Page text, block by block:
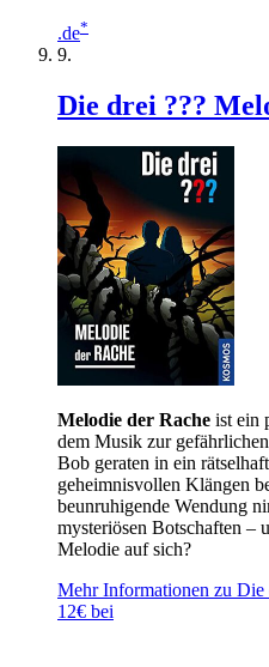
.de*
Die drei ???
Melodie der Rache ist ein
dem Musik zur
Bob geraten in ein
geheimnisvollen Klängen
beunruhigende Wendung
mysteriösen Botschaften –
Melodie auf sich?
Mehr Informationen zu Die
12€ bei